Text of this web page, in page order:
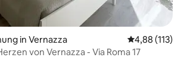
in Vernazza
4,88 (113)
von Vernazza - Via Roma 17